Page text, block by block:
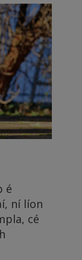
é
ní líon
cé